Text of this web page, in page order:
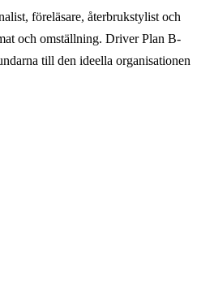
föreläsare, återbrukstylist och
och omställning. Driver Plan B-
till den ideella organisationen